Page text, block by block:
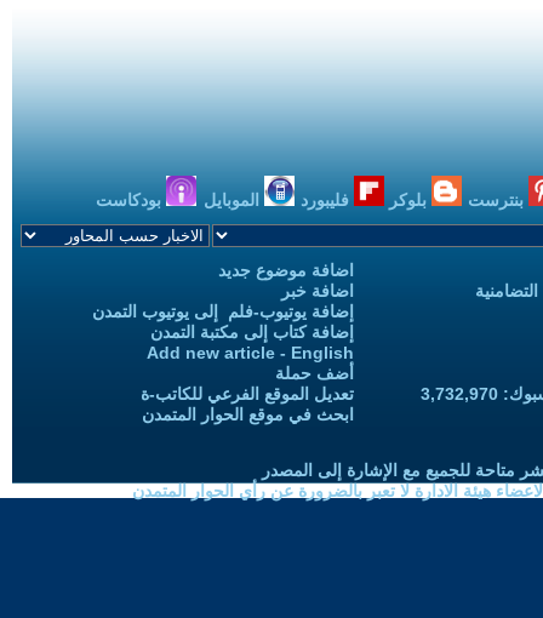
بنترست بلوكر فليبورد الموبايل بودكاست
اضافة موضوع جديد
اضافة خبر
إضافة يوتيوب-فلم إلى يوتيوب التمدن
إضافة كتاب إلى مكتبة التمدن
Add new article - English
أضف حملة
تعديل الموقع الفرعي للكاتب-ة
ابحث في موقع الحوار المتمدن
متاحة للجميع مع الإشارة إلى المصدر
هيئة الادارة لا تعبر بالضرورة عن رأي الحوار المتمدن